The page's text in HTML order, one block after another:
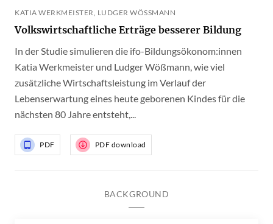
KATIA WERKMEISTER, LUDGER WÖSSMANN
Volkswirtschaftliche Erträge besserer Bildung
In der Studie simulieren die ifo-Bildungsökonom:innen
Katia Werkmeister und Ludger Wößmann, wie viel
zusätzliche Wirtschaftsleistung im Verlauf der
Lebenserwartung eines heute geborenen Kindes für die
nächsten 80 Jahre entsteht,...
PDF PDF download
BACKGROUND